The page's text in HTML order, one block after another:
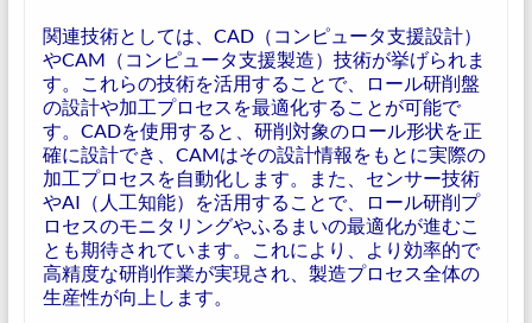
関連技術としては、CAD（コンピュータ支援設計）
やCAM（コンピュータ支援製造）技術が挙げられま
す。これらの技術を活用することで、ロール研削盤
の設計や加工プロセスを最適化することが可能で
す。CADを使用すると、研削対象のロール形状を正
確に設計でき、CAMはその設計情報をもとに実際の
加工プロセスを自動化します。また、センサー技術
やAI（人工知能）を活用することで、ロール研削プ
ロセスのモニタリングやふるまいの最適化が進むこ
とも期待されています。これにより、より効率的で
高精度な研削作業が実現され、製造プロセス全体の
生産性が向上します。